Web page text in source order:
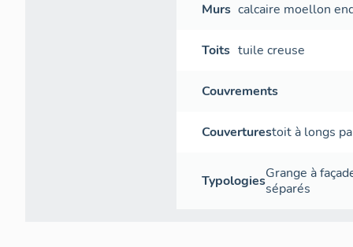
Murs calcaire moellon
Toits tuile creuse
Couvrements
Couverturestoit à longs
TypologiesGrange à
séparés